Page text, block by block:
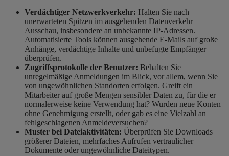
Verdächtiger Netzwerkverkehr: Halten Sie nach
unerwarteten Spitzen im ausgehenden Datenverkehr
Ausschau, insbesondere an unbekannte IP-Adressen.
Automatisierte Tools können ausgehende E-Mails auf große
Anhänge, verdächtige Inhalte und unbefugte Empfänger
überprüfen.
Zugriffsprotokolle der Benutzer: Behalten Sie
unregelmäßige Anmeldungen im Blick, vor allem, wenn Sie
von ungewöhnlichen Standorten erfolgen. Greift ein
Mitarbeiter auf große Mengen sensibler Daten zu, für die er
normalerweise keine Verwendung hat? Wurden neue Konten
ohne Genehmigung erstellt, oder gab es eine Vielzahl an
fehlgeschlagenen Anmeldeversuchen?
Muster bei Dateiaktivitäten: Überprüfen Sie Downloads
größerer Dateien, mehrfaches Aufrufen vertraulicher
Dokumente oder ungewöhnliche Dateitypen.